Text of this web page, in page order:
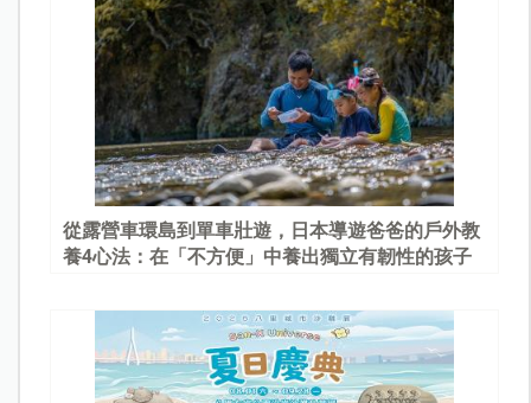
從露營車環島到單車壯遊，日本導遊爸爸的戶外教
養4心法：在「不方便」中養出獨立有韌性的孩子